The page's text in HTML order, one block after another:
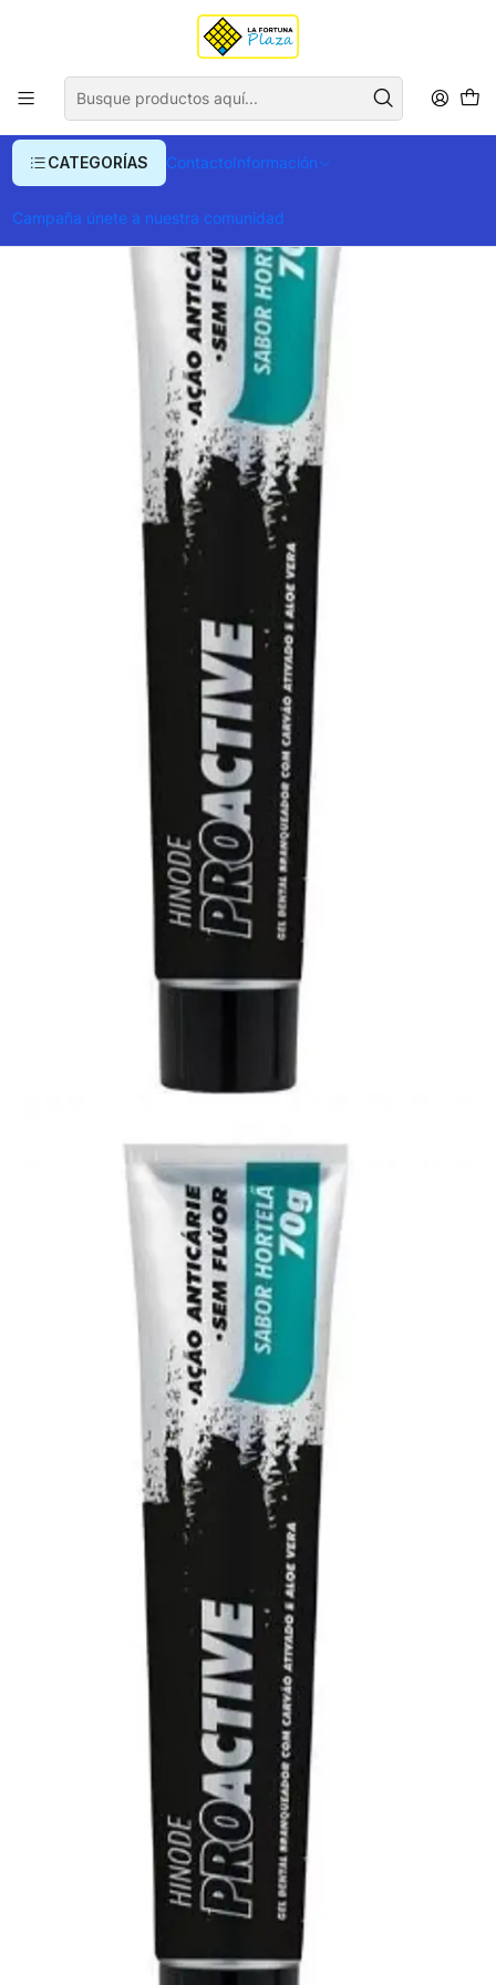
CATEGORÍAS ContactoInformación
Campaña únete a nuestra comunidad
Envío gratis para compras superiores a $ 400.000
Cuidado Bucal Blanqueador de Dientes
Gel Dental Carbón Activado Pro Active